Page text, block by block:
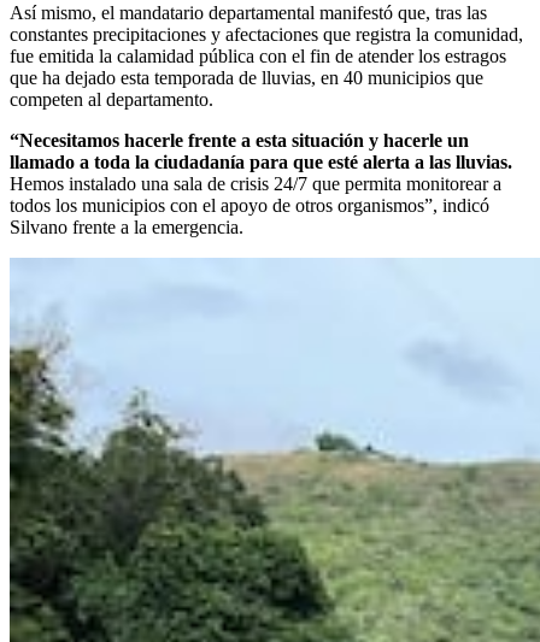
Así mismo, el mandatario departamental manifestó que, tras las
constantes precipitaciones y afectaciones que registra la comunidad,
fue emitida la calamidad pública con el fin de atender los estragos
que ha dejado esta temporada de lluvias, en 40 municipios que
competen al departamento.
“Necesitamos hacerle frente a esta situación y hacerle un
llamado a toda la ciudadanía para que esté alerta a las lluvias.
Hemos instalado una sala de crisis 24/7 que permita monitorear a
todos los municipios con el apoyo de otros organismos”, indicó
Silvano frente a la emergencia.